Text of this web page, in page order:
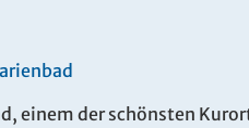
einem der schönsten